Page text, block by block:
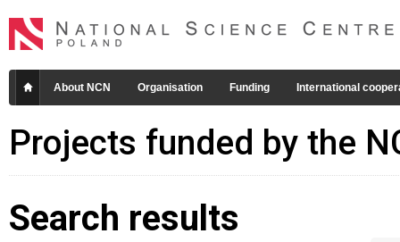
About NCN Organisation Funding International
Projects funded by the
Search results